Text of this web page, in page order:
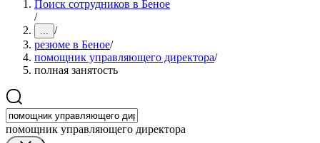
Поиск сотрудников в Беное
/
... /
резюме в Беное/
помощник управляющего директора/
полная занятость
помощник управляющего директора